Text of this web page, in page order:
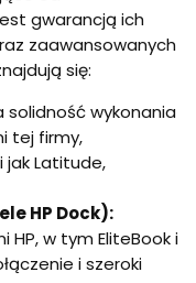
gwarancją ich
zaawansowanych
się:
solidność wykonania
tej firmy,
jak Latitude,
HP Dock):
w tym EliteBook i
i szeroki